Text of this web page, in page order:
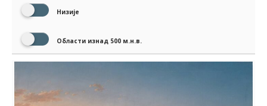
Низије
Области изнад 500 м.н.в.